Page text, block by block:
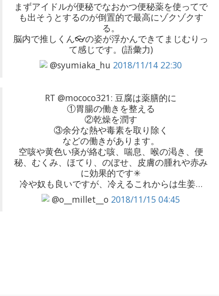
まずアイドルが便秘でなおかつ便秘薬を使ってで
も出そうとするのが倒置的で最高にゾクゾクす
る。
脳内で推しくん👓の姿が浮かんできてまじむりっ
て感じです。(語彙力)
@syumiaka_hu 2018/11/14 22:30
RT @mococo321: 豆腐は薬膳的に
①胃腸の働きを整える
②乾燥を潤す
③余分な熱や毒素を取り除く
などの働きがあります。
空咳や黄色い痰が絡む咳、喘息、喉の渇き、便
秘、むくみ、ほてり、のぼせ、皮膚の腫れや赤み
に効果的です✳︎
冷や奴も良いですが、冷えるこれからは生姜…
@o__millet__o 2018/11/15 04:45